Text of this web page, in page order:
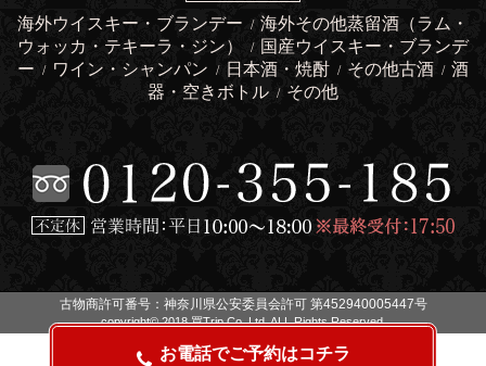
海外ウイスキー・ブランデー / 海外その他蒸留酒（ラム・
ウォッカ・テキーラ・ジン）
/ 国産ウイスキー・ブランデ
ー / ワイン・シャンパン / 日本酒・焼酎 / その他古酒 / 酒
器・空きボトル / その他
古物商許可番号：神奈川県公安委員会許可 第452940005447号
copyright© 2018 買Trip Co.,Ltd. ALL Rights Reserved.
お電話でご予約はコチラ